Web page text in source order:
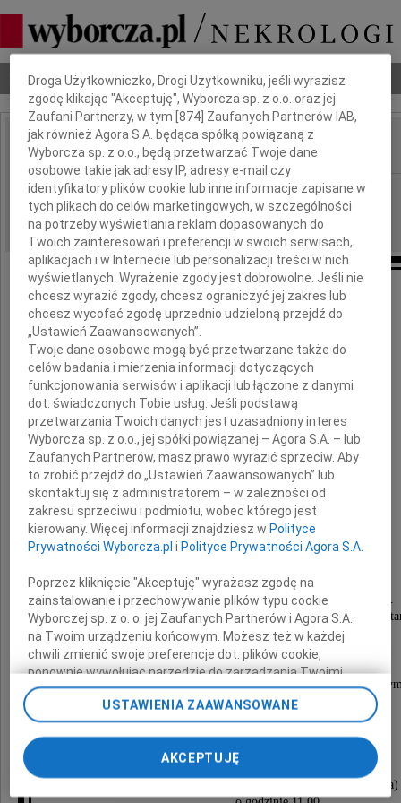
Nekrologi Odeszli Poradnik pogrzebowy
IMIĘ I NAZWISKO:
REGION: Warszawa
DATA EMISJI: 17.06.2009
Z wielkim żalem i smutkiem zawiadamiamy,
że w dniu 9 czerwca 2009 roku,
zmarła nasza Koleżanka
Jolanta Porayska
z domu Choynowska
Żołnierz Armii Krajowej.
Łączniczka w Powstaniu Warszawskim,
dwukrotnie ranna w czasie pełnienia służby.
Jeniec obozu Oberlangen nr 224215
Po wojnie ukończyła studia
uzyskując dyplom, wróciła do kraju.
Pracowała przez wiele lat w Instytucie Ziemi.
Członek ŚZŻAK od 1990 roku, wieloletni
środowiska kobiet żołnierzy
Powstania Warszawskiego "Oberlangen".
Odznaczona Krzyżem Walecznych
i wieloma odznaczeniami wojskowymi i
Nioceniony i serdeczny Przyjaciel.
Cześć Jej pamięci.
Uroczystości pogrzebowe odbędą się
na cmentarzu Stare Powązki.
Msza święta dnia 17 czerwca 2009 roku (środa)
Dbamy o Twoją prywatność
Droga Użytkowniczko, Drogi Użytkowniku, jeśli wyrazisz
zgodę klikając "Akceptuję", Wyborcza sp. z o.o. oraz jej
Zaufani Partnerzy, w tym [874 ] Zaufanych Partnerów IAB,
jak również Agora S.A. będąca spółką powiązaną z
Wyborcza sp. z o.o., będą przetwarzać Twoje dane
osobowe takie jak adresy IP, adresy e-mail czy
identyfikatory plików cookie lub inne informacje zapisane w
tych plikach do celów marketingowych, w szczególności
na potrzeby wyświetlania reklam dopasowanych do
Twoich zainteresowań i preferencji w swoich serwisach,
aplikacjach i w Internecie lub personalizacji treści w nich
wyświetlanych. Wyrażenie zgody jest dobrowolne. Jeśli nie
chcesz wyrazić zgody, chcesz ograniczyć jej zakres lub
chcesz wycofać zgodę uprzednio udzieloną przejdź do
„Ustawień Zaawansowanych”.
Twoje dane osobowe mogą być przetwarzane także do
celów badania i mierzenia informacji dotyczących
funkcjonowania serwisów i aplikacji lub łączone z danymi
dot. świadczonych Tobie usług. Jeśli podstawą
przetwarzania Twoich danych jest uzasadniony interes
Wyborcza sp. z o.o., jej spółki powiązanej – Agora S.A. – lub
Zaufanych Partnerów, masz prawo wyrazić sprzeciw. Aby
to zrobić przejdź do „Ustawień Zaawansowanych” lub
skontaktuj się z administratorem – w zależności od
zakresu sprzeciwu i podmiotu, wobec którego jest
kierowany. Więcej informacji znajdziesz w Polityce
Prywatności Wyborcza.pl i Polityce Prywatności Agora S.A.
Poprzez kliknięcie "Akceptuję" wyrażasz zgodę na
zainstalowanie i przechowywanie plików typu cookie
Wyborczej sp. z o. o. jej Zaufanych Partnerów i Agora S.A.
na Twoim urządzeniu końcowym. Możesz też w każdej
chwili zmienić swoje preferencje dot. plików cookie,
ponownie wywołując narzędzie do zarządzania Twoimi
preferencjami dot. przetwarzania danych poprzez
odnośnik „Ustawienia prywatności” w stopce serwisu i
przechodząc do sekcji „Ustawienia zaawansowane”.
Zmiana ustawień plików cookie możliwa jest także za
pomocą ustawień przeglądarki.
My, nasi Zaufani Partnerzy i Agora S.A. możemy
USTAWIENIA ZAAWANSOWANE
AKCEPTUJĘ